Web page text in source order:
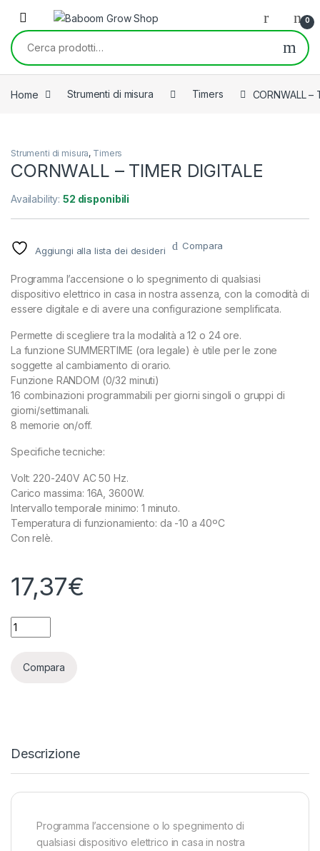
Skip to navigation
Skip to content
0
Cerca:
Home Strumenti di misura Timers CORNWALL –
Strumenti di misura, Timers
CORNWALL – TIMER DIGITALE
Availability:52 disponibili
Aggiungi alla lista dei desideri Compara
Programma l’accensione o lo spegnimento di qualsiasi
dispositivo elettrico in casa in nostra assenza, con la comodità di
essere digitale e di avere una configurazione semplificata.
Permette di scegliere tra la modalità a 12 o 24 ore.
La funzione SUMMERTIME (ora legale) è utile per le zone
soggette al cambiamento di orario.
Funzione RANDOM (0/32 minuti)
16 combinazioni programmabili per giorni singoli o gruppi di
giorni/settimanali.
8 memorie on/off.
Specifiche tecniche:
Volt: 220-240V AC 50 Hz.
Carico massima: 16A, 3600W.
Intervallo temporale minimo: 1 minuto.
Temperatura di funzionamiento: da -10 a 40ºC
Con relè.
17,37€
CORNWALL - TIMER DIGITALE quantity
Compara
Descrizione
Programma l’accensione o lo spegnimento di
qualsiasi dispositivo elettrico in casa in nostra